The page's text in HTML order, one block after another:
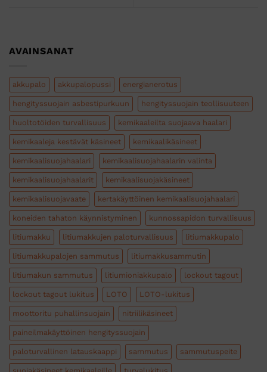
AVAINSANAT
akkupalo akkupalopussi energianerotus
hengityssuojain asbestipurkuun hengityssuojain teollisuuteen
huoltotöiden turvallisuus kemikaaleilta suojaava haalari
kemikaaleja kestävät käsineet kemikaalikäsineet
kemikaalisuojahaalari kemikaalisuojahaalarin valinta
kemikaalisuojahaalarit kemikaalisuojakäsineet
kemikaalisuojavaate kertakäyttöinen kemikaalisuojahaalari
koneiden tahaton käynnistyminen kunnossapidon turvallisuus
litiumakku litiumakkujen paloturvallisuus litiumakkupalo
litiumakkupalojen sammutus litiumakkusammutin
litiumakun sammutus litiumioniakkupalo lockout tagout
lockout tagout lukitus LOTO LOTO-lukitus
moottoritu puhallinsuojain nitriilikäsineet
paineilmakäyttöinen hengityssuojain
paloturvallinen latauskaappi sammutus sammutuspeite